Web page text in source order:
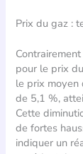
Prix du gaz :
pour le prix
le prix moyen
de 5,1 %,
Cette
de fortes
indiquer un